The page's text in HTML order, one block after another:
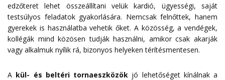
edzőteret lehet összeállítani velük kardió, ügyességi, saját
testsúlyos feladatok gyakorlására. Nemcsak felnőttek, hanem
gyerekek is használatba vehetik őket. A közösség, a vendégek,
kollégák mind közösen tudják használni, amikor csak akarják
vagy alkalmuk nyílik rá, bizonyos helyeken térítésmentesen.
A kül- és beltéri tornaeszközök jó lehetőséget kínálnak a